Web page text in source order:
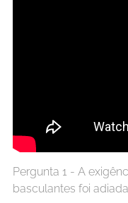
Pergunta 1 - A
basculantes foi